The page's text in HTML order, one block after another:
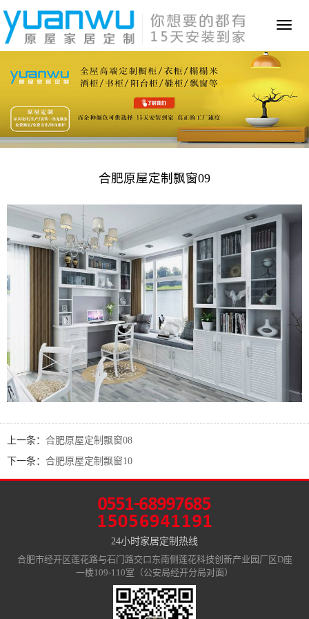
Toggle
合肥原屋定制飘窗09
上一条： 合肥原屋定制飘窗08
下一条： 合肥原屋定制飘窗10
24小时家居定制热线
合肥市经开区莲花路与石门路交口东南侧莲花科技创新产业园厂区D座
一楼109-110室（公安局经开分局对面）